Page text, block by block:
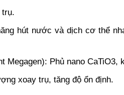
trụ.
hút nước và dịch cơ thể
Megagen): Phủ nano
xoay trụ, tăng độ ổn định.